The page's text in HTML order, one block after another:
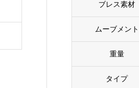
ブレス素材
ムーブメント
重量
タイプ